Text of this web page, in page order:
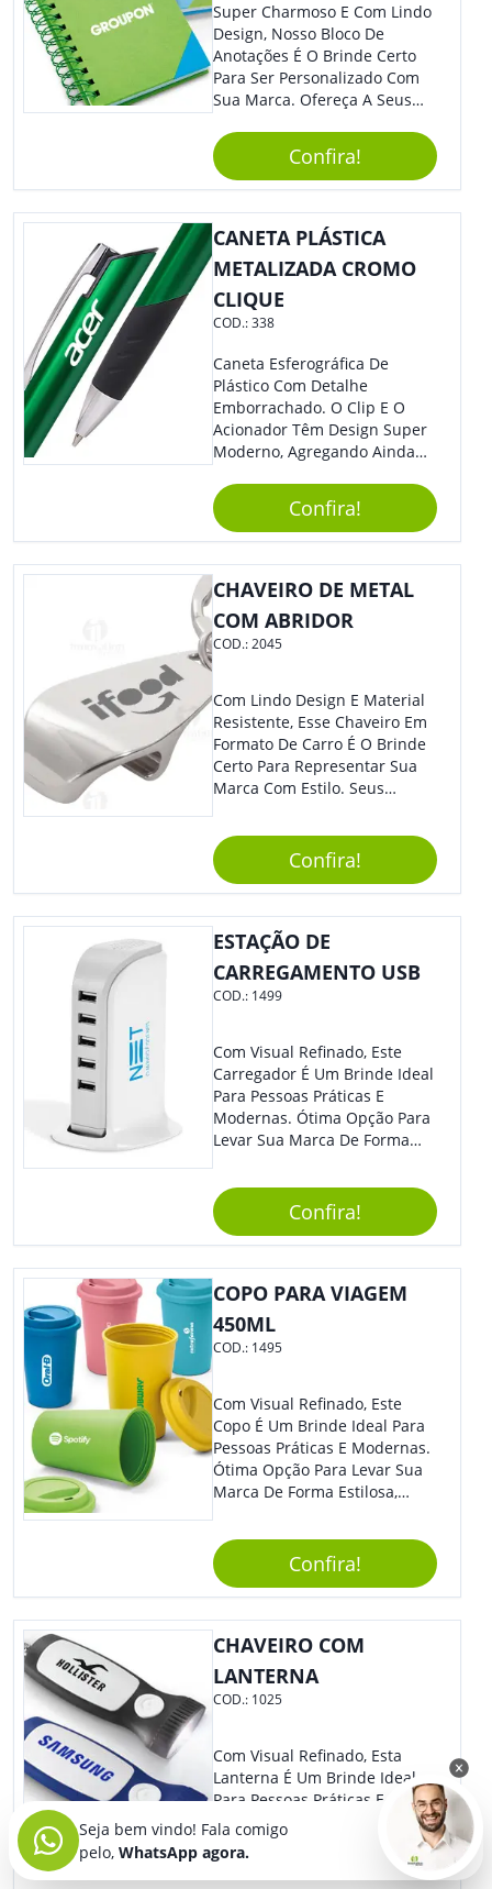
Super Charmoso E Com Lindo
Design, Nosso Bloco De
Anotações É O Brinde Certo
Para Ser Personalizado Com
Sua Marca. Ofereça A Seus
Dúvidas Eles Irão Adorar.
Confira!
CANETA PLÁSTICA
METALIZADA CROMO
CLIQUE
COD.:338
Caneta Esferográfica De
Plástico Com Detalhe
Emborrachado. O Clip E O
Acionador Têm Design Super
Moderno, Agregando Ainda
Marca.
Confira!
CHAVEIRO DE METAL
COM ABRIDOR
COD.:2045
Com Lindo Design E Material
Resistente, Esse Chaveiro Em
Formato De Carro É O Brinde
Certo Para Representar Sua
Marca Com Estilo. Seus
Adorar.
Confira!
ESTAÇÃO DE
CARREGAMENTO USB
COD.: 1499
Com Visual Refinado, Este
Carregador É Um Brinde Ideal
Para Pessoas Práticas E
Modernas. Ótima Opção Para
Levar Sua Marca De Forma
Sua Empresa Em Eventos,
Reuniões Corporativas Ou Até
Mesmo Para Presentear
Colaboradores E Parceiros De
Sua Empresa.
Confira!
COPO PARA VIAGEM
450ML
COD.: 1495
Com Visual Refinado, Este
Copo É Um Brinde Ideal Para
Pessoas Práticas E Modernas.
Ótima Opção Para Levar Sua
Marca De Forma Estilosa,
Empresa Em Eventos,
Reuniões Corporativas Ou Até
Mesmo Para Presentear
Colaboradores.
Confira!
CHAVEIRO COM
LANTERNA
COD.: 1025
Com Visual Refinado, Esta
Lanterna É Um Brinde Ideal
Para Pessoas Práticas E
Modernas. Ótima Opção Para
Levar Sua Marca De Forma
Estilosa, Agregando Valor Para
Seja bem vindo! Fala comigo
pelo, WhatsApp agora.